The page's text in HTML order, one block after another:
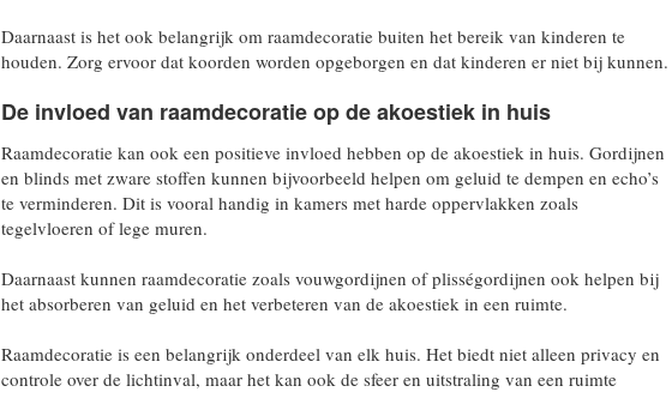
Daarnaast is het ook belangrijk om raamdecoratie buiten het bereik van kinderen te
houden. Zorg ervoor dat koorden worden opgeborgen en dat kinderen er niet bij kunnen.
De invloed van raamdecoratie op de akoestiek in huis
Raamdecoratie kan ook een positieve invloed hebben op de akoestiek in huis. Gordijnen
en blinds met zware stoffen kunnen bijvoorbeeld helpen om geluid te dempen en echo’s
te verminderen. Dit is vooral handig in kamers met harde oppervlakken zoals
tegelvloeren of lege muren.
Daarnaast kunnen raamdecoratie zoals vouwgordijnen of plisségordijnen ook helpen bij
het absorberen van geluid en het verbeteren van de akoestiek in een ruimte.
Raamdecoratie is een belangrijk onderdeel van elk huis. Het biedt niet alleen privacy en
controle over de lichtinval, maar het kan ook de sfeer en uitstraling van een ruimte